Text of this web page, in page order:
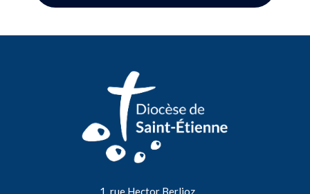
1, rue Hector Berlioz